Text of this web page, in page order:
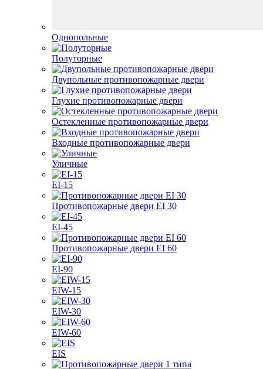
Однопольные
Полуторные
Двупольные противопожарные двери
Глухие противопожарные двери
Остекленные противопожарные двери
Входные противопожарные двери
Уличные
EI-15
Противопожарные двери EI 30
EI-45
Противопожарные двери EI 60
EI-90
EIW-15
EIW-30
EIW-60
EIS